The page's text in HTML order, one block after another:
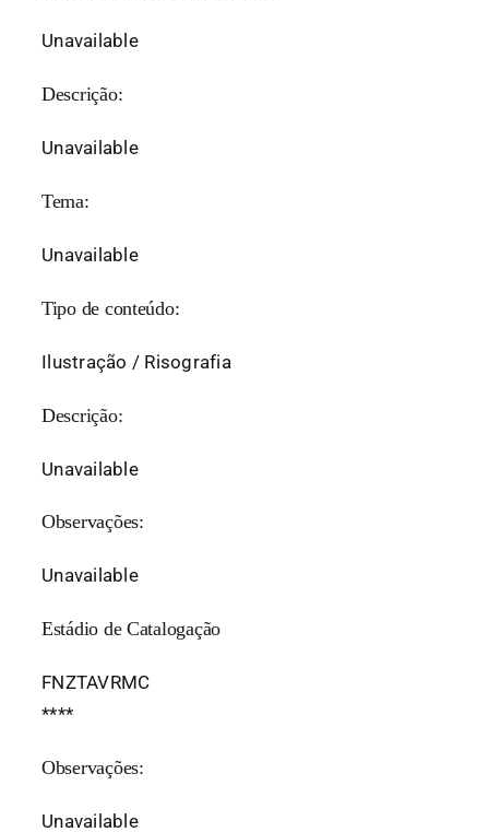
Unavailable
Descrição:
Unavailable
Tema:
Unavailable
Tipo de conteúdo:
Ilustração / Risografia
Descrição:
Unavailable
Observações:
Unavailable
Estádio de Catalogação
FNZTAVRMC
****
Observações:
Unavailable